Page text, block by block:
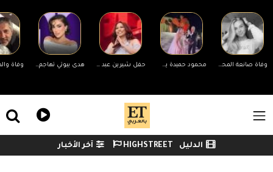
وفاة صانعة المحتوى الأمريكية سيدني تاول عن عمر 26 عامًا محمود حميدة يشارك ابنته الرقص على أغنية ولا يا ولا في حفل زفافها حفل شيرين عبد الوهاب في الساحل الشمالي.. "كلنا صوت مصر" هدى بيوتي تهاجم المتنمرين على ابنتها نور: لا تعرفون ما تمر به
Menu
Watch menu الدليل HIGHSTREET آخر الأخبار